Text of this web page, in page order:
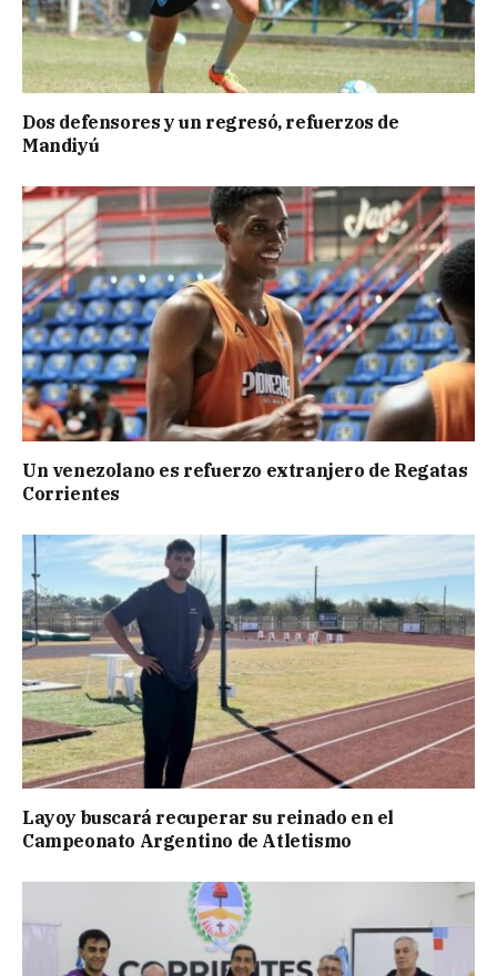
Dos defensores y un regresó, refuerzos de
Mandiyú
Un venezolano es refuerzo extranjero de Regatas
Corrientes
Layoy buscará recuperar su reinado en el
Campeonato Argentino de Atletismo